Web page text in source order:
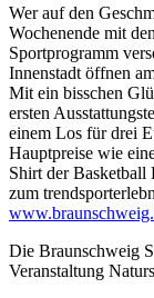
Wer auf den
Wochenende mit
Sportprogramm
Innenstadt öffnen
Mit ein bisschen
ersten
einem Los für drei
Hauptpreise wie
Shirt der
zum
Die Braunschweig
Veranstaltung